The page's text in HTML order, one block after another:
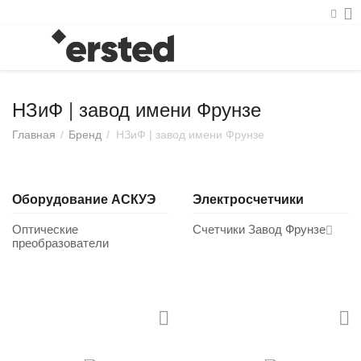
НЗиФ | завод имени Фрунзе
Главная / Бренд / НЗиФ | завод имени Фрунзе
Оборудование АСКУЭ
Оптические
преобразователи
Электросчетчики
Счетчики Завод Фрунзе